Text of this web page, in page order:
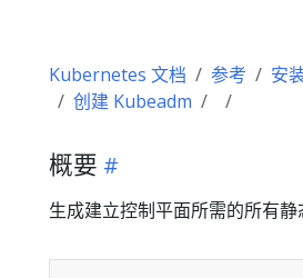
Kubernetes 文档 参考 安
创建 Kubeadm
概要
生成建立控制平面所需的所有